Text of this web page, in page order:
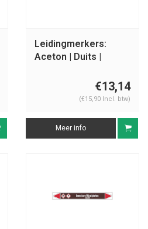
Leidingmerkers:
Aceton | Duits |
€13,14
(€15,90 Incl. btw)
Meer info